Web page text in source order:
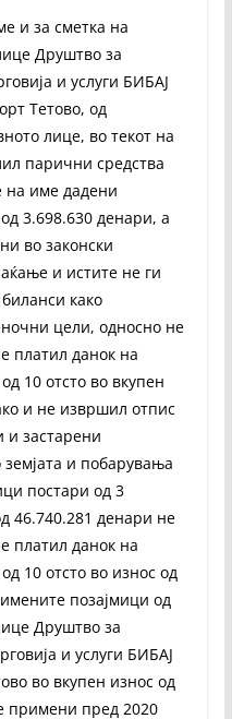
и за сметка на
Друштво за
и услуги БИБАЈ
Тетово, од
лице, во текот на
парични средства
на име дадени
3.698.630 денари, а
во законски
и истите не ги
како
цели, односно не
платил данок на
10 отсто во вкупен
и не извршил отпис
и застарени
и побарувања
постари од 3
46.740.281 денари не
платил данок на
10 отсто во износ од
позајмици од
Друштво за
и услуги БИБАЈ
во вкупен износ од
примени пред 2020